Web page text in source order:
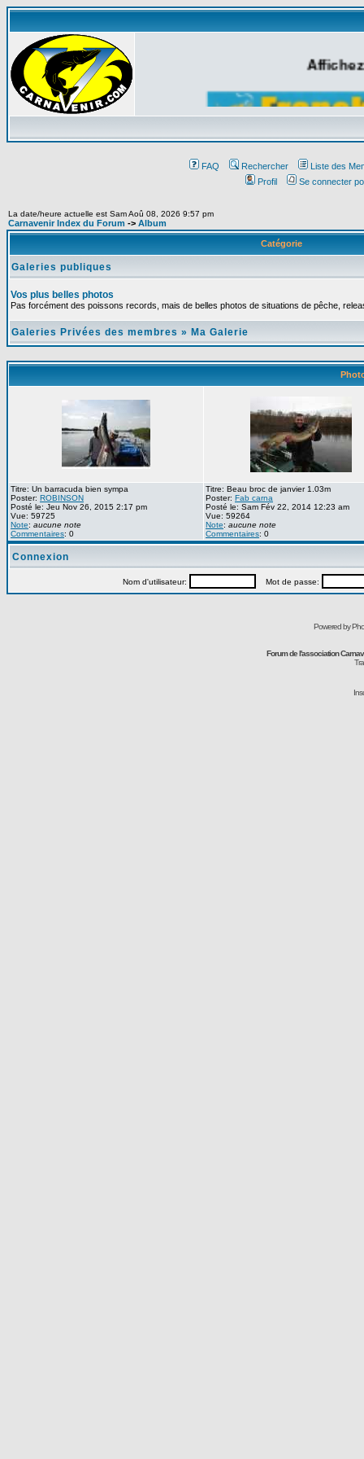
FAQ Rechercher
Liste des
Profil
Se connecter
La date/heure actuelle est Sam Aoû 08, 2026 9:57 pm
Carnavenir Index du Forum -> Album
Catégorie
Galeries publiques
Vos plus belles photos
Pas forcément des poissons records, mais de belles photos de situations de pêche,
Galeries Privées des membres » Ma Galerie
Titre: Un barracuda bien sympa
Poster: ROBINSON
Posté le: Jeu Nov 26, 2015 2:17 pm
Vue: 59725
Note: aucune note
Commentaires: 0
Titre: Beau broc de janvier 1.03m
Poster: Fab carna
Posté le: Sam Fév 22, 2014 12:23 am
Vue: 59264
Note: aucune note
Commentaires: 0
Connexion
Nom d'utilisateur: Mot de passe:
Powered by
Forum de l'association